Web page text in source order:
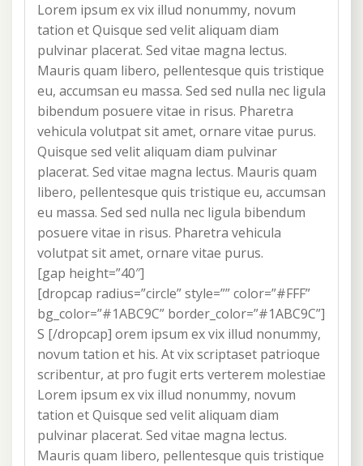
Lorem ipsum ex vix illud nonummy, novum
tation et Quisque sed velit aliquam diam
pulvinar placerat. Sed vitae magna lectus.
Mauris quam libero, pellentesque quis tristique
eu, accumsan eu massa. Sed sed nulla nec ligula
bibendum posuere vitae in risus. Pharetra
vehicula volutpat sit amet, ornare vitae purus.
Quisque sed velit aliquam diam pulvinar
placerat. Sed vitae magna lectus. Mauris quam
libero, pellentesque quis tristique eu, accumsan
eu massa. Sed sed nulla nec ligula bibendum
posuere vitae in risus. Pharetra vehicula
volutpat sit amet, ornare vitae purus.
[gap height=”40″]
[dropcap radius=”circle” style=”” color=”#FFF”
bg_color=”#1ABC9C” border_color=”#1ABC9C”]
S [/dropcap] orem ipsum ex vix illud nonummy,
novum tation et his. At vix scriptaset patrioque
scribentur, at pro fugit erts verterem molestiae
Lorem ipsum ex vix illud nonummy, novum
tation et Quisque sed velit aliquam diam
pulvinar placerat. Sed vitae magna lectus.
Mauris quam libero, pellentesque quis tristique